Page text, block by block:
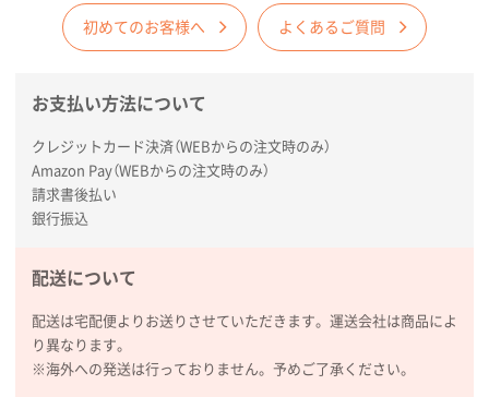
商品情報の正確な記載、スムーズなシステム対応
タッチペン付3色+1色スリムペン（再生ABS）
2026年01月27日 13:12
毎年注文しており、信頼できるから。出来上がりも満
ぺんてる ビクーニャフィール
2026年01月26日 15:45
印刷範囲が広かったから、取扱商品
初めてのお客様へ よくあるご質問
お支払い方法について
クレジットカード決済（WEBからの注文時のみ）
Amazon Pay（WEBからの注文時のみ）
請求書後払い
銀行振込
配送について
配送は宅配便よりお送りさせていただきます。運送会社は商品によ
り異なります。
※海外への発送は行っておりません。予めご了承ください。